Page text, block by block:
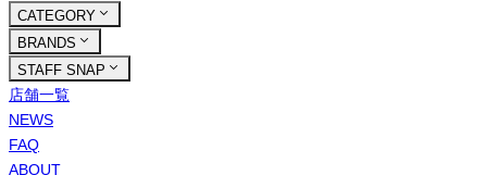
CATEGORY
BRANDS
STAFF SNAP
店舗一覧
NEWS
FAQ
ABOUT